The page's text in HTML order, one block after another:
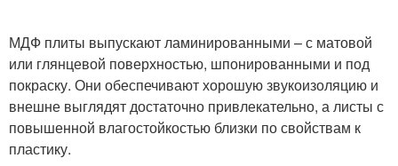
МДФ плиты выпускают ламинированными – с матовой
или глянцевой поверхностью, шпонированными и под
покраску. Они обеспечивают хорошую звукоизоляцию и
внешне выглядят достаточно привлекательно, а листы с
повышенной влагостойкостью близки по свойствам к
пластику.